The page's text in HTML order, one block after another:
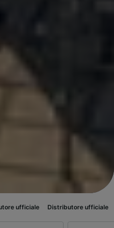
Distributore ufficiale Distributore